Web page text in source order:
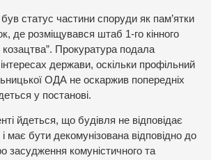
статус частини споруди як пам’ятки
де розміщувався штаб 1-го кінного
Прокуратура подала
держави, оскільки профільний
ОДА не оскаржив попередніх
у постанові.
йдеться, що будівля не відповідає
і має бути декомунізована відповідно до
засудження комуністичного та